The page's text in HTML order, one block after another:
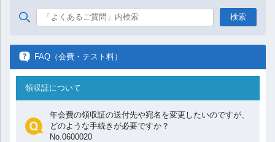
FAQ（会費・テスト料）
領収証について
年会費の領収証の送付先や宛名を変更したいのですが、
どのような手続きが必要ですか？
No.0600020